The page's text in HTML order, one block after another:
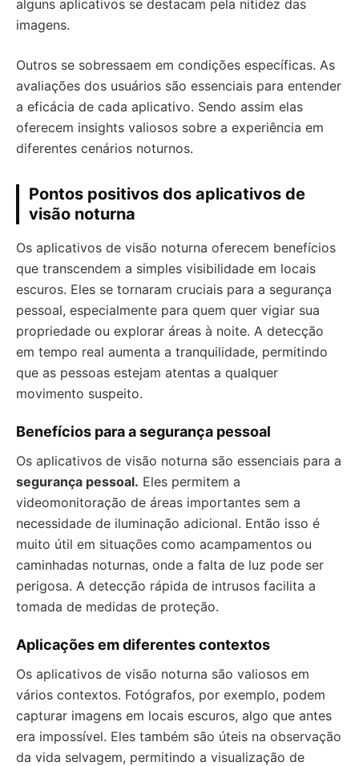
alguns aplicativos se destacam pela nitidez das
imagens.
Outros se sobressaem em condições específicas. As
avaliações dos usuários são essenciais para entender
a eficácia de cada aplicativo. Sendo assim elas
oferecem insights valiosos sobre a experiência em
diferentes cenários noturnos.
Pontos positivos dos aplicativos de
visão noturna
Os aplicativos de visão noturna oferecem benefícios
que transcendem a simples visibilidade em locais
escuros. Eles se tornaram cruciais para a segurança
pessoal, especialmente para quem quer vigiar sua
propriedade ou explorar áreas à noite. A detecção
em tempo real aumenta a tranquilidade, permitindo
que as pessoas estejam atentas a qualquer
movimento suspeito.
Benefícios para a segurança pessoal
Os aplicativos de visão noturna são essenciais para a
segurança pessoal. Eles permitem a
videomonitoração de áreas importantes sem a
necessidade de iluminação adicional. Então isso é
muito útil em situações como acampamentos ou
caminhadas noturnas, onde a falta de luz pode ser
perigosa. A detecção rápida de intrusos facilita a
tomada de medidas de proteção.
Aplicações em diferentes contextos
Os aplicativos de visão noturna são valiosos em
vários contextos. Fotógrafos, por exemplo, podem
capturar imagens em locais escuros, algo que antes
era impossível. Eles também são úteis na observação
da vida selvagem, permitindo a visualização de